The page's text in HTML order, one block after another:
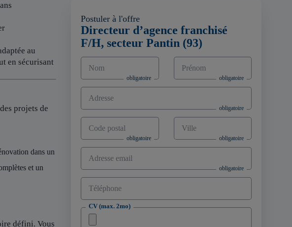
au
en sécurisant
projets de
dans un
et un
défini. Vous
Postuler à l'offre
Directeur d’agence franchisé
F/H, secteur Pantin (93)
Nom Prénom
Adresse
Code postal Ville
Adresse email
Téléphone
CV (max. 2mo)